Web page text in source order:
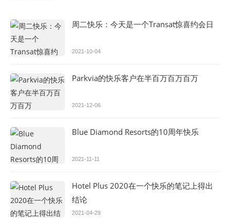
周二快乐：今天是一个Transat惊喜约会日
2021-10-04
Parkvia的快乐客户在半百万百万百万
2021-12-06
Blue Diamond Resorts的10周年快乐
2021-11-11
Hotel Plus 2020在一个快乐的笔记上得出
结论
2021-04-29